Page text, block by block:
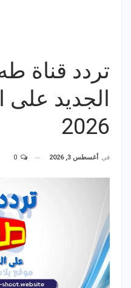
الجديد
2026
في أغسطس 3, 2026